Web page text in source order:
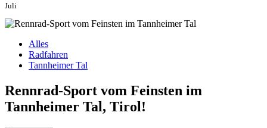
Juli
Alles
Radfahren
Tannheimer Tal
Rennrad-Sport vom Feinsten im
Tannheimer Tal, Tirol!